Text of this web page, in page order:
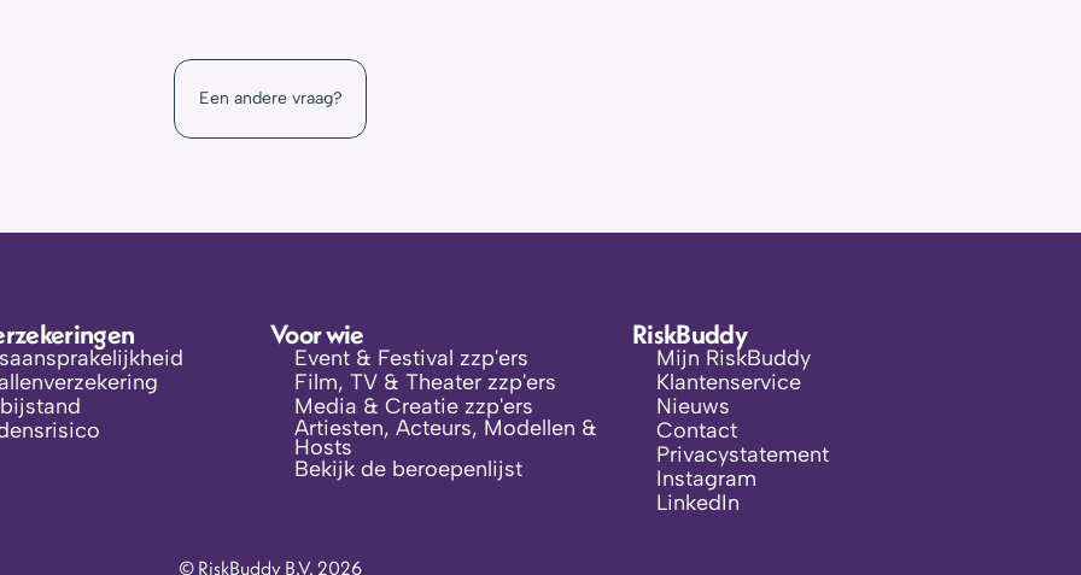
Een andere vraag?
Voor wie
Event & Festival zzp'ers
Film, TV & Theater zzp'ers
Media & Creatie zzp'ers
Artiesten, Acteurs, Modellen &
Hosts
Bekijk de beroepenlijst
RiskBuddy
Mijn RiskBuddy
Klantenservice
Nieuws
Contact
Privacystatement
Instagram
LinkedIn
© RiskBuddy B.V. 2026